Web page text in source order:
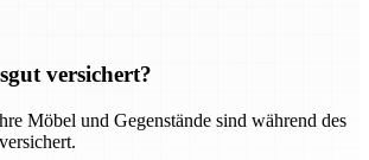
versichert?
Möbel und Gegenstände sind während des